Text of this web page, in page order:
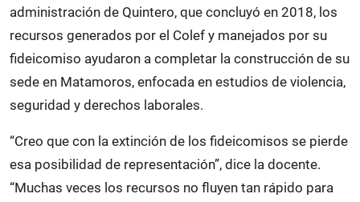
administración de Quintero, que concluyó en 2018, los
recursos generados por el Colef y manejados por su
fideicomiso ayudaron a completar la construcción de su
sede en Matamoros, enfocada en estudios de violencia,
seguridad y derechos laborales.
“Creo que con la extinción de los fideicomisos se pierde
esa posibilidad de representación”, dice la docente.
“Muchas veces los recursos no fluyen tan rápido para